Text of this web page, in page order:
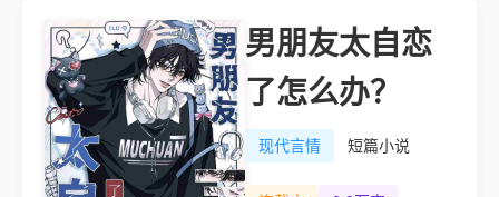
男朋友太自恋
了怎么办？
现代言情 短篇小说